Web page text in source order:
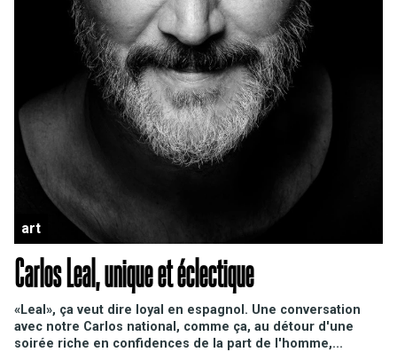
art
Carlos Leal, unique et éclectique
«Leal», ça veut dire loyal en espagnol. Une conversation
avec notre Carlos national, comme ça, au détour d'une
soirée riche en confidences de la part de l'homme,...